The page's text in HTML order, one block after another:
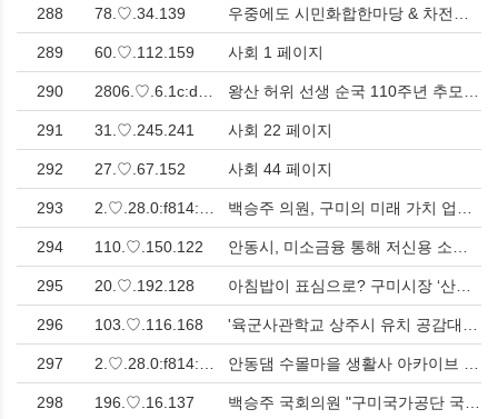
288 78.♡.34.139
289 60.♡.112.159 사회 1 페이지
290
291 31.♡.245.241 사회 22 페이지
292 27.♡.67.152 사회 44 페이지
293
294 110.♡.150.122
295 20.♡.192.128
296 103.♡.116.168
297
298 196.♡.16.137